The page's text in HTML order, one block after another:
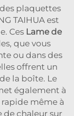
plaquettes
TAIHUA est
Ces Lame de
que vous
ou dans des
offrent un
la boîte. Le
également à
même à
de chaleur sur